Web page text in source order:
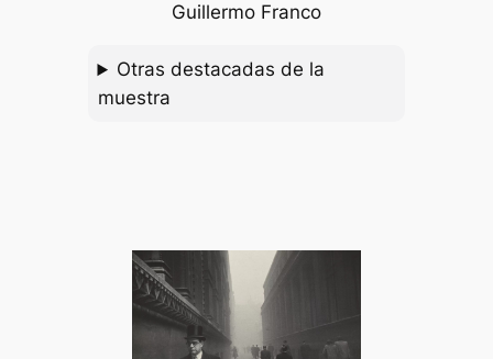
Guillermo Franco
Otras destacadas de la
muestra